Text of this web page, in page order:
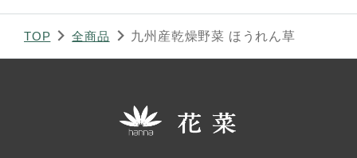
TOP 全商品 九州産乾燥野菜 ほうれん草